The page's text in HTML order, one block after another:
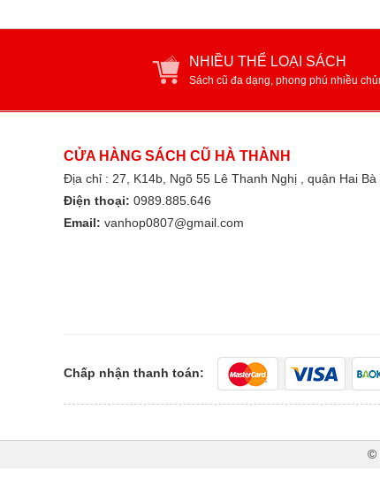
NHIỀU THỂ LOẠI SÁCH
Sách cũ đa dạng, phong phú nhiều
CỬA HÀNG SÁCH CŨ HÀ THÀNH
Địa chỉ : 27, K14b, Ngõ 55 Lê Thanh Nghị , quận Hai
Điện thoại: 0989.885.646
Email: vanhop0807@gmail.com
Chấp nhận thanh toán:
©